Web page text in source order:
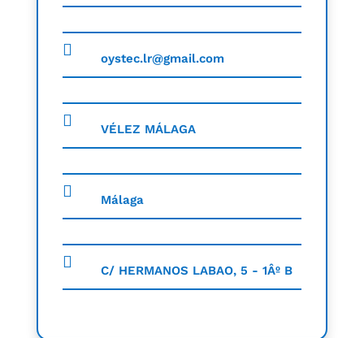
oystec.lr@gmail.com
VÉLEZ MÁLAGA
Málaga
C/ HERMANOS LABAO, 5 - 1Âº B